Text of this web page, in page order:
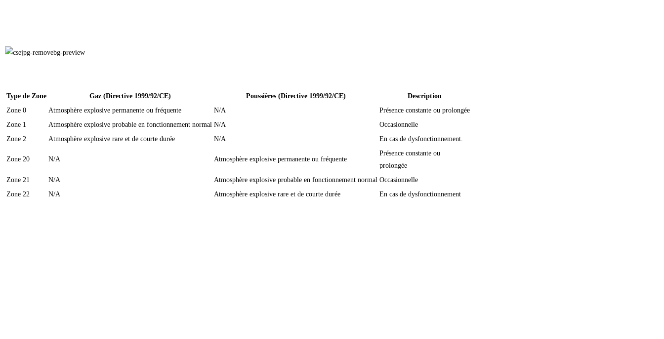
Type de Zone Gaz (Directive 1999/92/CE) Poussières (Directive 1999/92/CE)
Description
Zone 0
Atmosphère explosive permanente ou fréquente N/A
Présence constante ou prolongée
Zone 1
Atmosphère explosive probable en fonctionnement normal N/A
Occasionnelle
Zone 2
Atmosphère explosive rare et de courte durée N/A En cas de dysfonctionnement.
Zone 20 N/A Atmosphère explosive permanente ou fréquente
Présence constante ou
prolongée
Zone 21
N/A Atmosphère explosive probable en fonctionnement normal Occasionnelle
Zone 22
N/A Atmosphère explosive rare et de courte durée En cas de dysfonctionnement